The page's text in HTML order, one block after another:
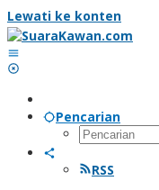
Lewati ke konten
Pencarian
RSS